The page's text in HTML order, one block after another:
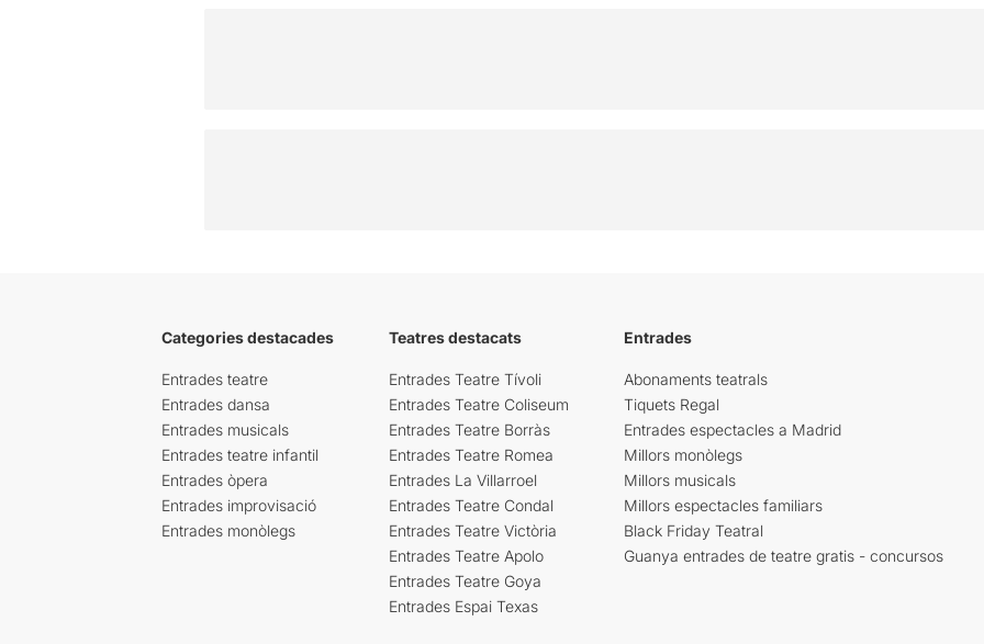
Categories destacades
Entrades teatre
Entrades dansa
Entrades musicals
Entrades teatre infantil
Entrades òpera
Entrades improvisació
Entrades monòlegs
Teatres destacats
Entrades Teatre Tívoli
Entrades Teatre Coliseum
Entrades Teatre Borràs
Entrades Teatre Romea
Entrades La Villarroel
Entrades Teatre Condal
Entrades Teatre Victòria
Entrades Teatre Apolo
Entrades Teatre Goya
Entrades Espai Texas
Entrades
Abonaments teatrals
Tiquets Regal
Entrades espectacles a Madrid
Millors monòlegs
Millors musicals
Millors espectacles familiars
Black Friday Teatral
Guanya entrades de teatre gratis - concursos